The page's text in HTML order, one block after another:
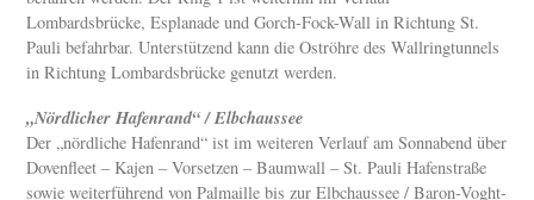
Lombardsbrücke, Esplanade und Gorch-Fock-Wall in Richtung St.
Pauli befahrbar. Unterstützend kann die Oströhre des Wallringtunnels
in Richtung Lombardsbrücke genutzt werden.
„Nördlicher Hafenrand“ / Elbchaussee
Der „nördliche Hafenrand“ ist im weiteren Verlauf am Sonnabend über
Dovenfleet – Kajen – Vorsetzen – Baumwall – St. Pauli Hafenstraße
sowie weiterführend von Palmaille bis zur Elbchaussee / Baron-Voght-